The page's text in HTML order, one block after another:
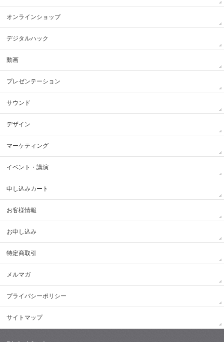
オンラインショップ
デジタルハック
動画
プレゼンテーション
サウンド
デザイン
マーケティング
イベント・講演
申し込みカート
お客様情報
お申し込み
特定商取引
メルマガ
プライバシーポリシー
サイトマップ